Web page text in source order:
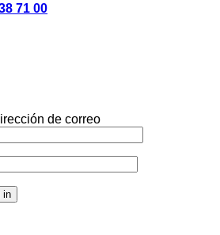
71 00
de correo
in